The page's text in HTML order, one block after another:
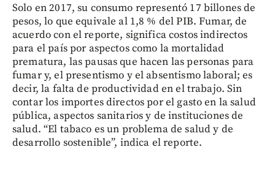
Solo en 2017, su consumo representó 17 billones de
pesos, lo que equivale al 1,8 % del PIB. Fumar, de
acuerdo con el reporte, significa costos indirectos
para el país por aspectos como la mortalidad
prematura, las pausas que hacen las personas para
fumar y, el presentismo y el absentismo laboral; es
decir, la falta de productividad en el trabajo. Sin
contar los importes directos por el gasto en la salud
pública, aspectos sanitarios y de instituciones de
salud. “El tabaco es un problema de salud y de
desarrollo sostenible”, indica el reporte.